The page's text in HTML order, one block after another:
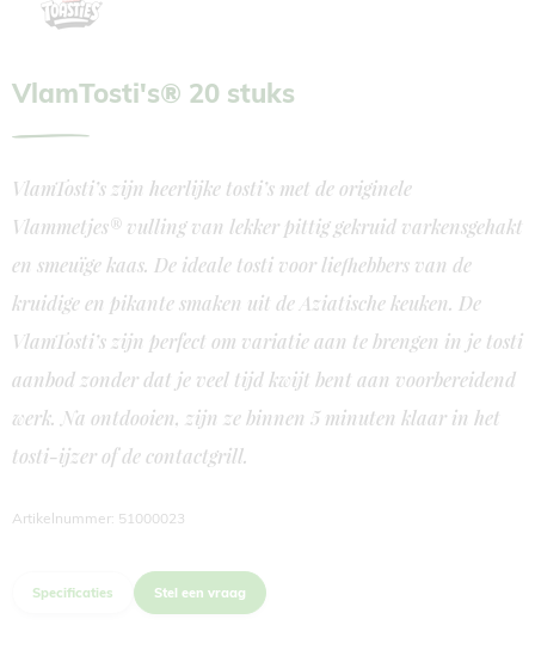
VlamTosti's® 20 stuks
VlamTosti’s zijn heerlijke tosti’s met de originele
Vlammetjes® vulling van lekker pittig gekruid varkensgehakt
en smeuïge kaas. De ideale tosti voor liefhebbers van de
kruidige en pikante smaken uit de Aziatische keuken. De
VlamTosti’s zijn perfect om variatie aan te brengen in je tosti
aanbod zonder dat je veel tijd kwijt bent aan voorbereidend
werk. Na ontdooien, zijn ze binnen 5 minuten klaar in het
tosti-ijzer of de contactgrill.
Artikelnummer: 51000023
Specificaties Stel een vraag